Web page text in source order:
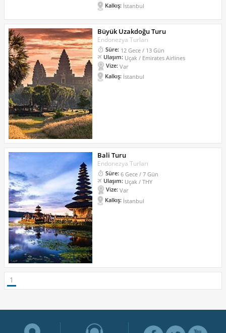
Kalkış: İstanbul
Büyük Uzakdoğu Turu
Endonezya Turları
Süre: 12 Gece / 13 Gün
Ulaşım: Uçak / Emirates Airlines
Vize: Var
Kalkış: İstanbul
Bali Turu
Endonezya Turları
Süre: 6 Gece / 7 Gün
Ulaşım: Uçak / THY
Vize: Var
Kalkış: İstanbul
1